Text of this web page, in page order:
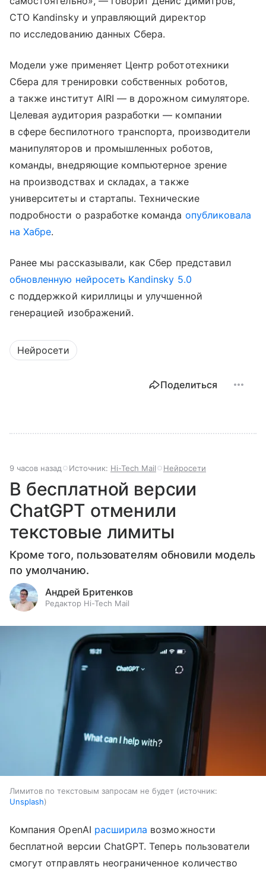
CTO Kandinsky и управляющий директор
по исследованию данных Сбера.
Модели уже применяет Центр робототехники
Сбера для тренировки собственных роботов,
а также институт AIRI — в дорожном симуляторе.
Целевая аудитория разработки — компании
в сфере беспилотного транспорта, производители
манипуляторов и промышленных роботов,
команды, внедряющие компьютерное зрение
на производствах и складах, а также
университеты и стартапы. Технические
подробности о разработке команда опубликовала
на Хабре.
Ранее мы рассказывали, как Сбер представил
обновленную нейросеть Kandinsky 5.0
с поддержкой кириллицы и улучшенной
генерацией изображений.
Нейросети
Поделиться
9 часов назад Источник: Hi-Tech Mail Нейросети
В бесплатной версии
ChatGPT отменили
текстовые лимиты
Кроме того, пользователям обновили модель
по умолчанию.
Андрей Бритенков
Редактор Hi-Tech Mail
Лимитов по текстовым запросам не будет
источник:
Unsplash
Компания OpenAI расширила возможности
бесплатной версии ChatGPT. Теперь пользователи
смогут отправлять неограниченное количество